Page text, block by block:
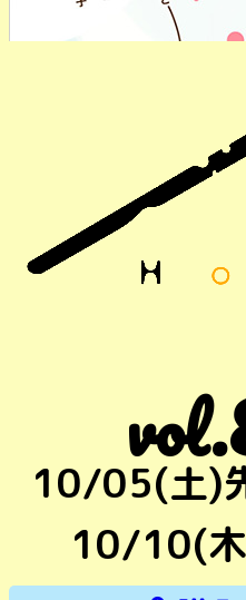
vol.
10/05(土)
10/10(木